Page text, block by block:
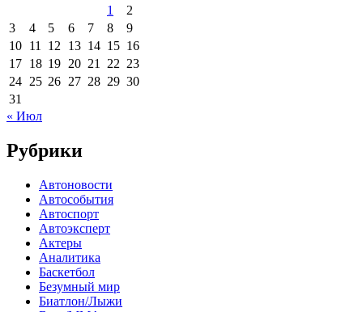
1
2
3
4 5 6 7 8
9
10 11 12 13 14 15 16
17 18 19 20 21 22 23
24 25 26 27 28 29 30
31
« Июл
Рубрики
Автоновости
Автособытия
Автоспорт
Автоэксперт
Актеры
Аналитика
Баскетбол
Безумный мир
Биатлон/Лыжи